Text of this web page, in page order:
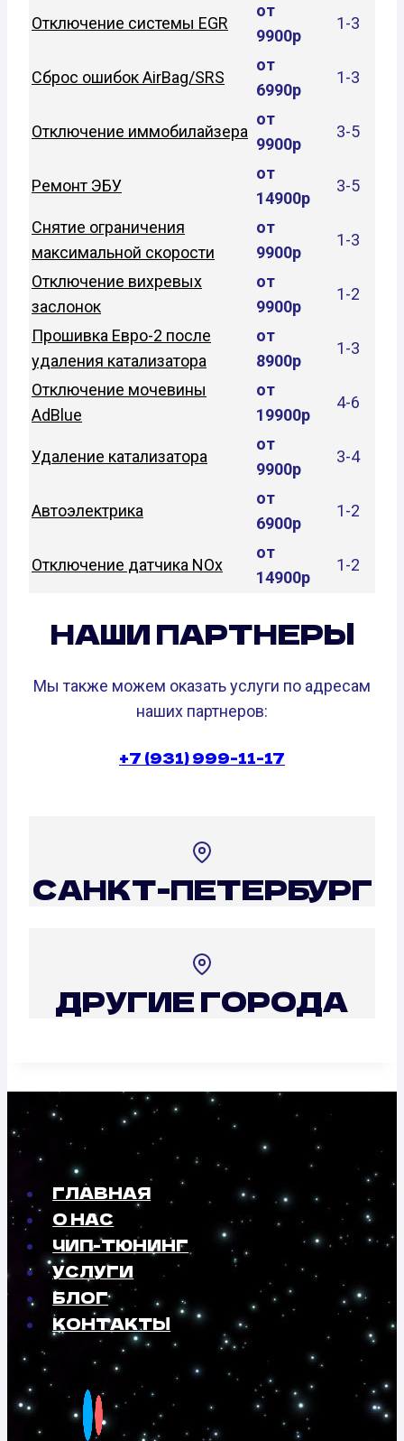
Отключение системы EGR
от
9900р
1-3
Сброс ошибок AirBag/SRS
от
6990р
1-3
Отключение иммобилайзера
от
9900р
3-5
Ремонт ЭБУ
от
14900р
3-5
Снятие ограничения
максимальной скорости
от
9900р
1-3
Отключение вихревых
заслонок
от
9900р
1-2
Прошивка Евро-2 после
удаления катализатора
от
8900р
1-3
Отключение мочевины
AdBlue
от
19900р
4-6
Удаление катализатора
от
9900р
3-4
Автоэлектрика
от
6900р
1-2
Отключение датчика NOx
от
14900р
1-2
НАШИ ПАРТНЕРЫ
Мы также можем оказать услуги по адресам
наших партнеров:
+7 (931) 999-11-17
САНКТ-ПЕТЕРБУРГ
ДРУГИЕ ГОРОДА
ГЛАВНАЯ
О НАС
ЧИП-ТЮНИНГ
УСЛУГИ
БЛОГ
КОНТАКТЫ